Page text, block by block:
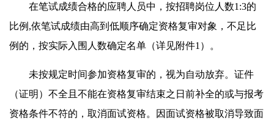
在笔试成绩合格的应聘人员中，按招聘岗位人数1:3的
比例,依笔试成绩由高到低顺序确定资格复审对象，不足比
例的，按实际入围人数确定名单（详见附件1）。
未按规定时间参加资格复审的，视为自动放弃。证件
（证明）不全且不能在资格复审结束之日前补全的或与报考
资格条件不符的，取消面试资格。因面试资格被取消导致面